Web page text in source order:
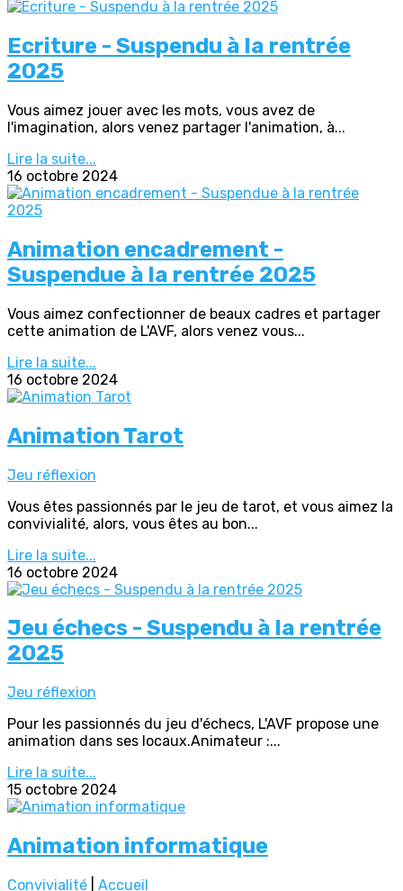
Ecriture - Suspendu à la rentrée
2025
Vous aimez jouer avec les mots, vous avez de
l'imagination, alors venez partager l'animation, à...
Lire la suite...
16 octobre 2024
Animation encadrement -
Suspendue à la rentrée 2025
Vous aimez confectionner de beaux cadres et partager
cette animation de L'AVF, alors venez vous...
Lire la suite...
16 octobre 2024
Animation Tarot
Jeu réflexion
Vous êtes passionnés par le jeu de tarot, et vous aimez la
convivialité, alors, vous êtes au bon...
Lire la suite...
16 octobre 2024
Jeu échecs - Suspendu à la rentrée
2025
Jeu réflexion
Pour les passionnés du jeu d'échecs, L'AVF propose une
animation dans ses locaux.Animateur :...
Lire la suite...
15 octobre 2024
Animation informatique
Convivialité Accueil